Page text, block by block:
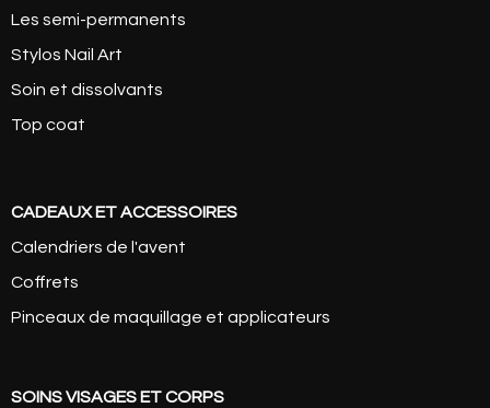
Les semi-permanents
Stylos Nail Art
Soin et dissolvants
Top coat
CADEAUX ET ACCESSOIRES
Calendriers de l'avent
Coffrets
Pinceaux de maquillage et applicateurs
SOINS VISAGES ET CORPS